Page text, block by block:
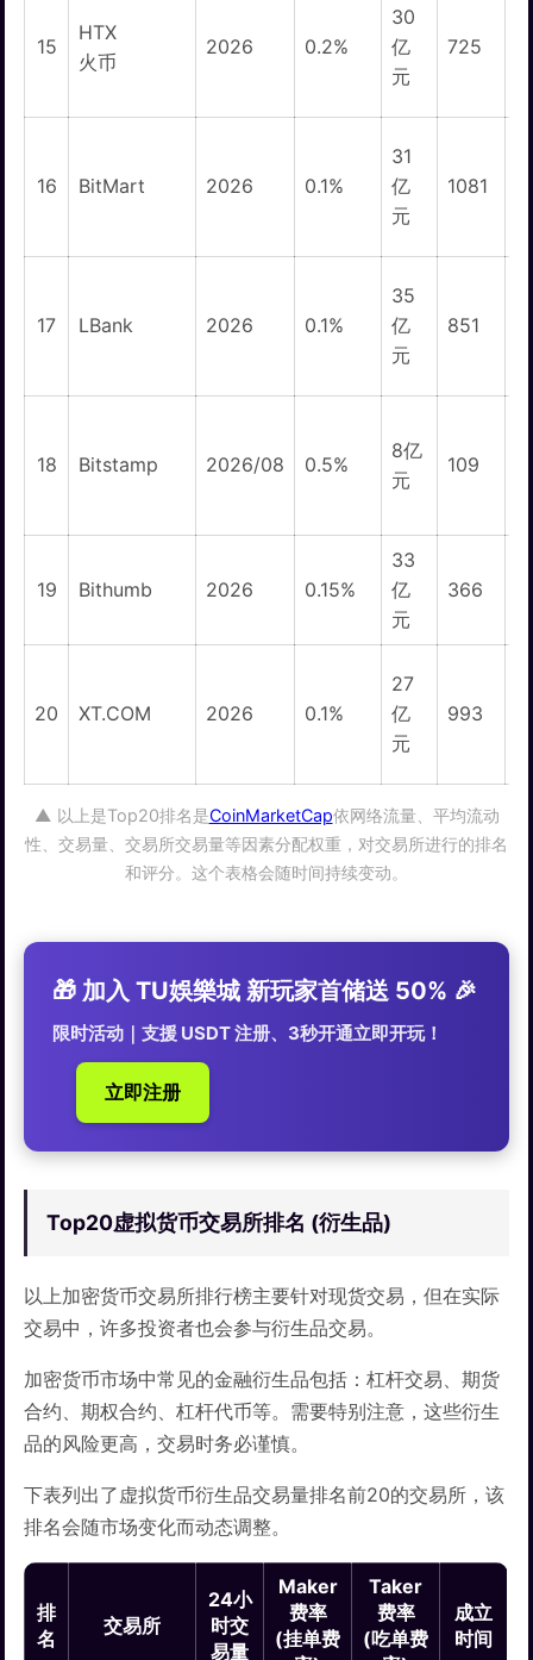
15
HTX
火币
2026 0.2%
30
亿
元
725
16 BitMart 2026 0.1%
31
亿
元
1081
17 LBank 2026 0.1%
35
亿
元
851
18 Bitstamp 2026/08 0.5%
8亿
元
109
19 Bithumb 2026 0.15%
33
亿
元
366
20 XT.COM 2026 0.1%
27
亿
元
993
▲ 以上是Top20排名是CoinMarketCap依网络流量、平均流动
性、交易量、交易所交易量等因素分配权重，对交易所进行的排名
和评分。这个表格会随时间持续变动。
🎁 加入 TU娛樂城 新玩家首储送 50% 🎉
限时活动｜支援 USDT 注册、3秒开通立即开玩！
立即注册
Top20虚拟货币交易所排名 (衍生品)
以上加密货币交易所排行榜主要针对现货交易，但在实际
交易中，许多投资者也会参与衍生品交易。
加密货币市场中常见的金融衍生品包括：杠杆交易、期货
合约、期权合约、杠杆代币等。需要特别注意，这些衍生
品的风险更高，交易时务必谨慎。
下表列出了虚拟货币衍生品交易量排名前20的交易所，该
排名会随市场变化而动态调整。
排
名
交易所
24小
时交
易量
Maker
费率
(挂单费
Taker
费率
(吃单费
成立
时间